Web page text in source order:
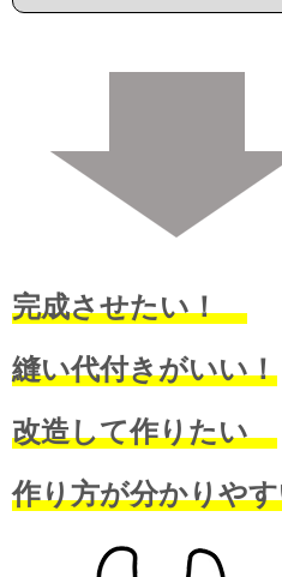
完成させたい！
縫い代付きがいい！
改造して作りたい
作り方が分かりや